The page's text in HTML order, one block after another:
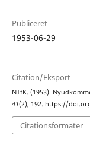
Publiceret
1953-06-29
Citation/Eksport
NTfK. (1953).
41(2), 192. https://
Citationsformater